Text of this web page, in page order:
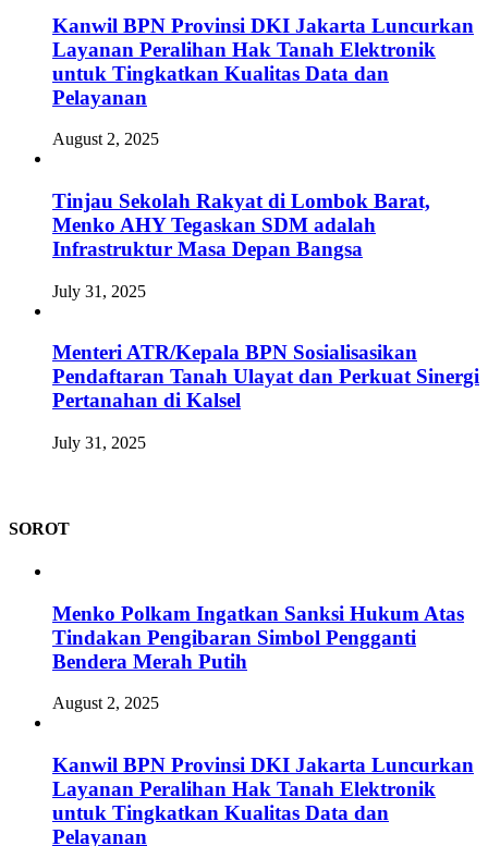
Kanwil BPN Provinsi DKI Jakarta Luncurkan
Layanan Peralihan Hak Tanah Elektronik
untuk Tingkatkan Kualitas Data dan
Pelayanan
August 2, 2025
Tinjau Sekolah Rakyat di Lombok Barat,
Menko AHY Tegaskan SDM adalah
Infrastruktur Masa Depan Bangsa
July 31, 2025
Menteri ATR/Kepala BPN Sosialisasikan
Pendaftaran Tanah Ulayat dan Perkuat Sinergi
Pertanahan di Kalsel
July 31, 2025
SOROT
Menko Polkam Ingatkan Sanksi Hukum Atas
Tindakan Pengibaran Simbol Pengganti
Bendera Merah Putih
August 2, 2025
Kanwil BPN Provinsi DKI Jakarta Luncurkan
Layanan Peralihan Hak Tanah Elektronik
untuk Tingkatkan Kualitas Data dan
Pelayanan